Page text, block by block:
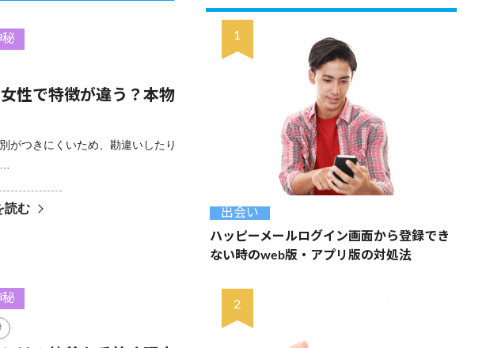
秘
性で特徴が違う？本物
がつきにくいため、勘違いしたり
読む
秘
出会い
ハッピーメールログイン画面から登録でき
ない時のweb版・アプリ版の対処法